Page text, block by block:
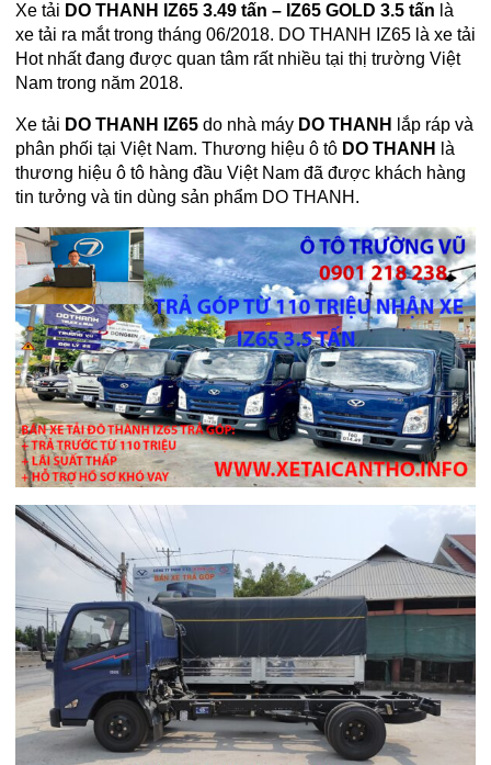
Xe tải DO THANH IZ653.49 tấn – IZ65 GOLD 3.5 tấn là
xe tải ra mắt trong tháng 06/2018. DO THANH IZ65 là xe tải
Hot nhất đang được quan tâm rất nhiều tại thị trường Việt
Nam trong năm 2018.
Xe tải DO THANH IZ65 do nhà máy DO THANH
lắp ráp và
phân phối tại Việt Nam. Thương hiệu ô tô DO THANH
là
thương hiệu ô tô hàng đầu Việt Nam đã được khách hàng
tin tưởng và tin dùng sản phẩm DO THANH.